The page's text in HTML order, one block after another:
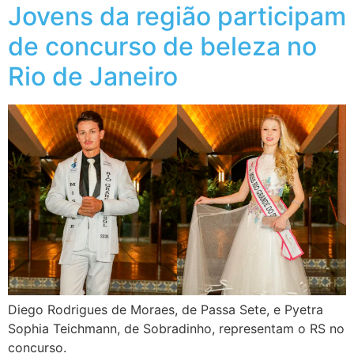
Jovens da região participam
de concurso de beleza no
Rio de Janeiro
Diego Rodrigues de Moraes, de Passa Sete, e Pyetra
Sophia Teichmann, de Sobradinho, representam o RS no
concurso.